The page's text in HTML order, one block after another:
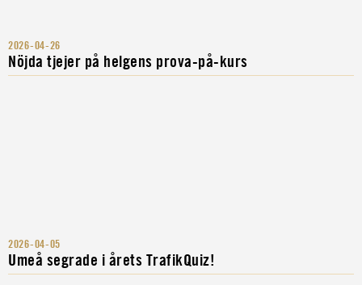
2026-04-26
Nöjda tjejer på helgens prova-på-kurs
2026-04-05
Umeå segrade i årets TrafikQuiz!